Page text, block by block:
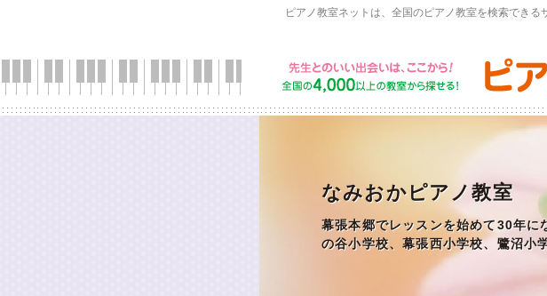
ピアノ教室ネットは、全国のピアノ教室を検索できる
なみおかピアノ教室
幕張本郷でレッスンを始めて30年に
の谷小学校、幕張西小学校、鷺沼小